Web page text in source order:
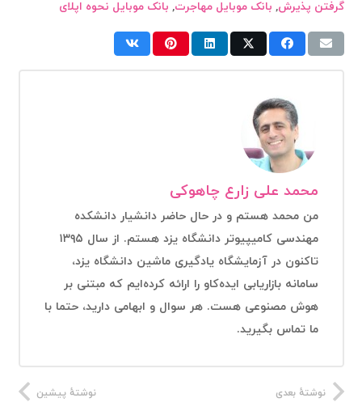
گرفتن پذیرش, بانک موبایل مهاجرت, بانک موبایل نحوه اپلای
محمد علی زارع چاهوکی
من محمد هستم و در حال حاضر دانشیار دانشکده
مهندسی کامیپیوتر دانشگاه یزد هستم. از سال ۱۳۹۵
تاکنون در آزمایشگاه یادگیری ماشین دانشگاه یزد،
سامانه بازاریابی ایده‌کاو را ارائه کرده‌ایم که مبتنی بر
هوش مصنوعی هست. هر سوال و ابهامی دارید، حتما با
ما تماس بگیرید.
نوشتهٔ پیشین نوشتهٔ بعدی